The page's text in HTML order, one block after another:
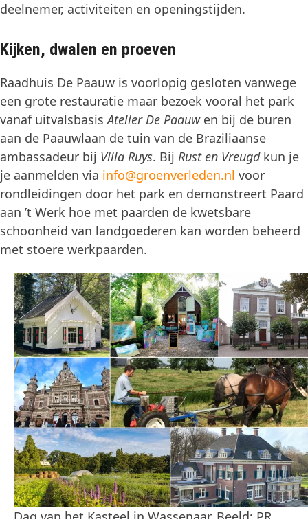
deelnemer, activiteiten en openingstijden.
Kijken, dwalen en proeven
Raadhuis De Paauw is voorlopig gesloten vanwege
een grote restauratie maar bezoek vooral het park
vanaf uitvalsbasisAtelier De Paauw en bij de buren
aan de Paauwlaan de tuin van de Braziliaanse
ambassadeur bij Villa Ruys. Bij Rust en Vreugd kun je
je aanmelden via info@groenverleden.nl voor
rondleidingen door het park en demonstreert Paard
aan ’t Werk hoe met paarden de kwetsbare
schoonheid van landgoederen kan worden beheerd
met stoere werkpaarden.